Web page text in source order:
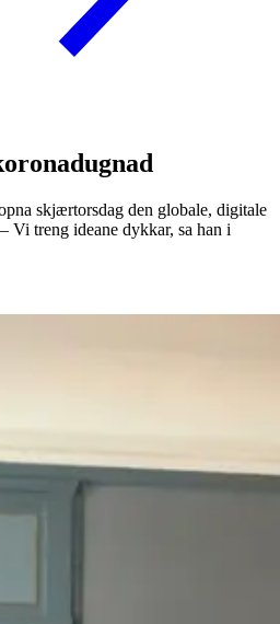
skjærtorsdag den globale, digitale
Vi treng ideane dykkar, sa han i